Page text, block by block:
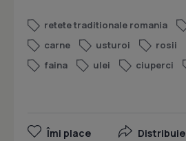
retete traditionale romania
carne
usturoi rosii
faina
ulei ciuperci
Îmi place Distribuie